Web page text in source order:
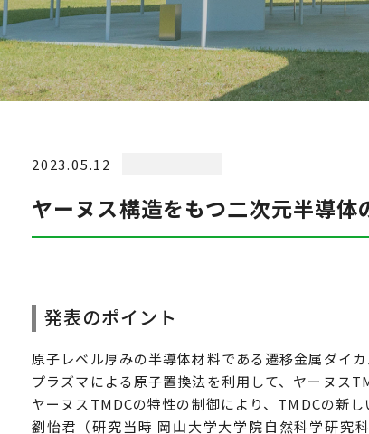
2023.05.12
ヤーヌス構造をもつ二次元半導
発表のポイント
原子レベル厚みの半導体材料である遷移金属ダイ
プラズマによる原子置換法を利用して、ヤーヌス
ヤーヌスTMDCの特性の制御により、TMDCの新し
劉怡君（研究当時 岡山大学大学院自然科学研究